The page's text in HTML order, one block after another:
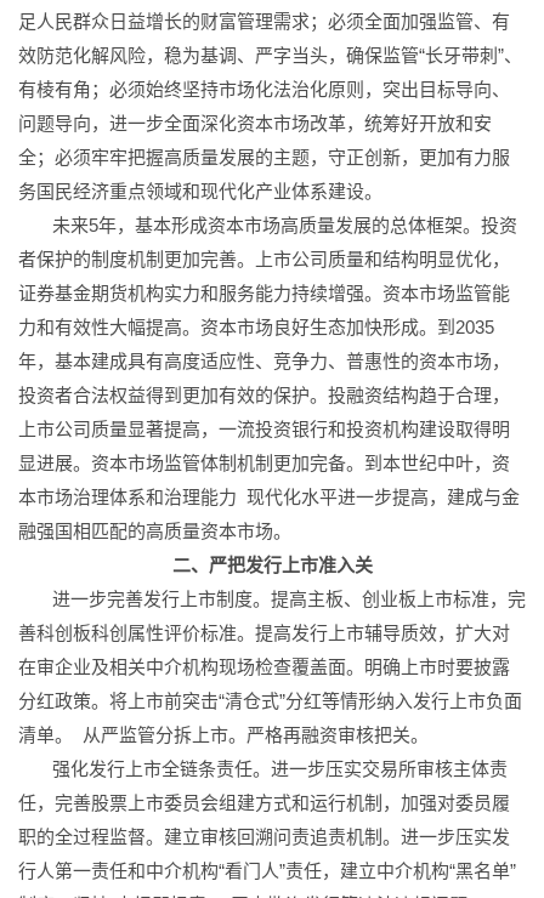
足人民群众日益增长的财富管理需求；必须全面加强监管、有
效防范化解风险，稳为基调、严字当头，确保监管“长牙带刺”、
有棱有角；必须始终坚持市场化法治化原则，突出目标导向、
问题导向，进一步全面深化资本市场改革，统筹好开放和安
全；必须牢牢把握高质量发展的主题，守正创新，更加有力服
务国民经济重点领域和现代化产业体系建设。
未来5年，基本形成资本市场高质量发展的总体框架。投资
者保护的制度机制更加完善。上市公司质量和结构明显优化，
证券基金期货机构实力和服务能力持续增强。资本市场监管能
力和有效性大幅提高。资本市场良好生态加快形成。到2035
年，基本建成具有高度适应性、竞争力、普惠性的资本市场，
投资者合法权益得到更加有效的保护。投融资结构趋于合理，
上市公司质量显著提高，一流投资银行和投资机构建设取得明
显进展。资本市场监管体制机制更加完备。到本世纪中叶，资
本市场治理体系和治理能力 现代化水平进一步提高，建成与金
融强国相匹配的高质量资本市场。
二、严把发行上市准入关
进一步完善发行上市制度。提高主板、创业板上市标准，完
善科创板科创属性评价标准。提高发行上市辅导质效，扩大对
在审企业及相关中介机构现场检查覆盖面。明确上市时要披露
分红政策。将上市前突击“清仓式”分红等情形纳入发行上市负面
清单。 从严监管分拆上市。严格再融资审核把关。
强化发行上市全链条责任。进一步压实交易所审核主体责
任，完善股票上市委员会组建方式和运行机制，加强对委员履
职的全过程监督。建立审核回溯问责追责机制。进一步压实发
行人第一责任和中介机构“看门人”责任，建立中介机构“黑名单”